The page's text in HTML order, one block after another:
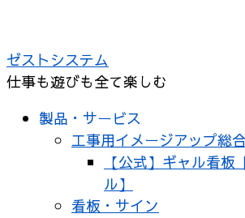
ゼストシステム
仕事も遊びも全て楽しむ
製品・サービス
工事用イメージアップ総
【公式】ギャル看板
ル】
看板・サイン